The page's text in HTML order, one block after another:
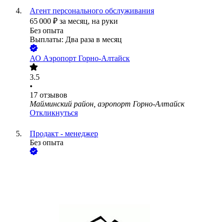
Агент персонального обслуживания
65 000 ₽ за месяц, на руки
Без опыта
Выплаты: Два раза в месяц
АО Аэропорт Горно-Алтайск
3.5
•
17 отзывов
Майминский район, аэропорт Горно-Алтайск
Откликнуться
Продакт - менеджер
Без опыта